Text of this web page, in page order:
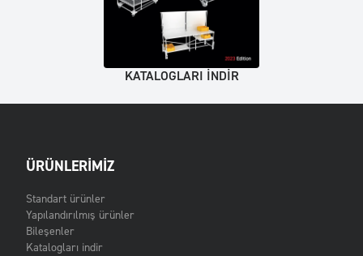
KATALOGLARI INDIR
ÜRÜNLERIMIZ
Standart ürünler
Yapılandırılmış ürünler
Bileşenler
Katalogları indir